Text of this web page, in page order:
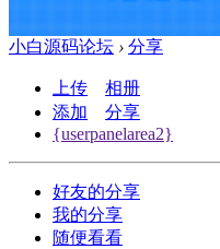
小白源码论坛 › 分享
上传
相册
添加
分享
{userpanelarea2}
好友的分享
我的分享
随便看看